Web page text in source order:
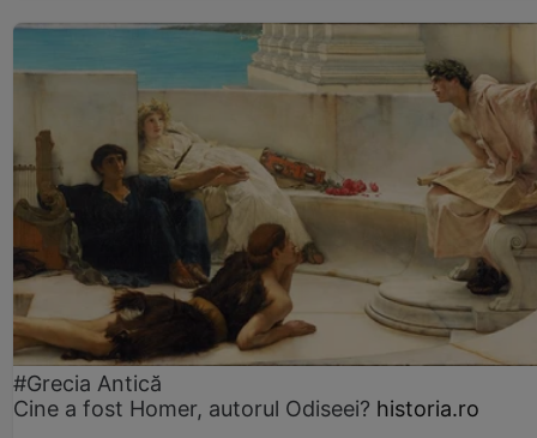
#Grecia Antică
Cine a fost Homer, autorul Odiseei? historia.ro